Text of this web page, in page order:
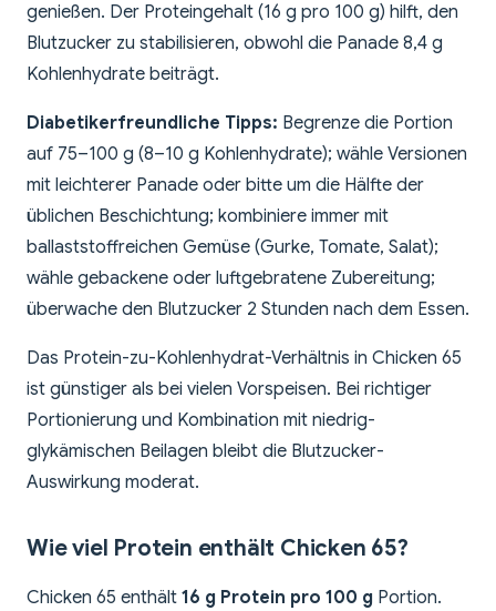
genießen. Der Proteingehalt (16 g pro 100 g) hilft, den
Blutzucker zu stabilisieren, obwohl die Panade 8,4 g
Kohlenhydrate beiträgt.
Diabetikerfreundliche Tipps: Begrenze die Portion
auf 75–100 g (8–10 g Kohlenhydrate); wähle Versionen
mit leichterer Panade oder bitte um die Hälfte der
üblichen Beschichtung; kombiniere immer mit
ballaststoffreichen Gemüse (Gurke, Tomate, Salat);
wähle gebackene oder luftgebratene Zubereitung;
überwache den Blutzucker 2 Stunden nach dem Essen.
Das Protein-zu-Kohlenhydrat-Verhältnis in Chicken 65
ist günstiger als bei vielen Vorspeisen. Bei richtiger
Portionierung und Kombination mit niedrig-
glykämischen Beilagen bleibt die Blutzucker-
Auswirkung moderat.
Wie viel Protein enthält Chicken 65?
Chicken 65 enthält 16 g Protein pro 100 g Portion.